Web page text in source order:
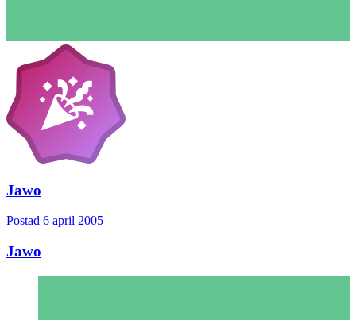
Jawo
Postad 6 april 2005
Jawo